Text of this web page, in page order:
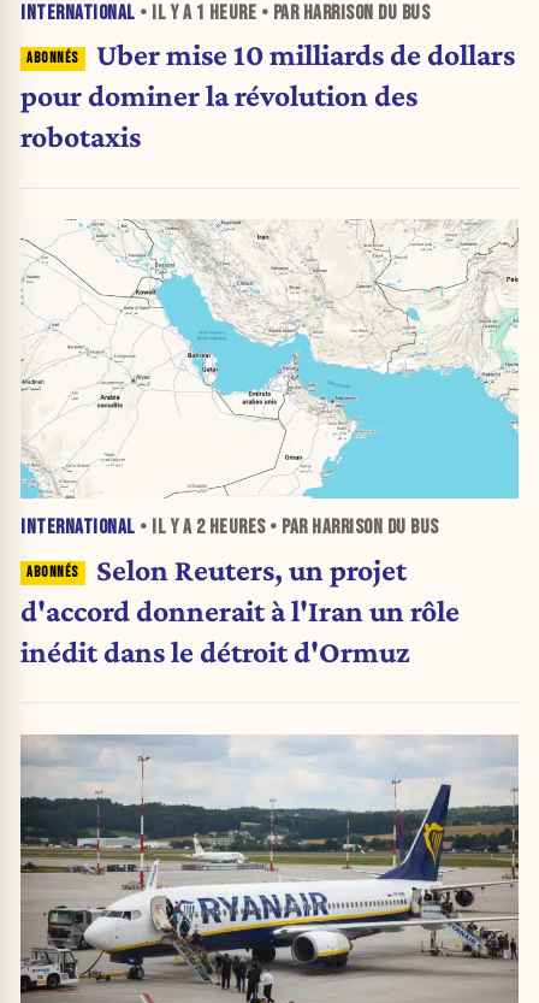
INTERNATIONAL • IL Y A 1 HEURE • PAR HARRISON DU BUS
Uber mise 10 milliards de dollars
pour dominer la révolution des
robotaxis
INTERNATIONAL • IL Y A 2 HEURES• PAR HARRISON DU BUS
Selon Reuters, un projet
d'accord donnerait à l'Iran un rôle
inédit dans le détroit d'Ormuz